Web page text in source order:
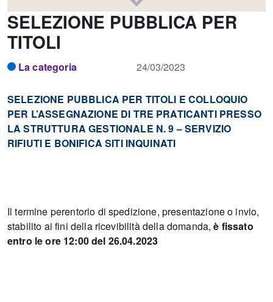
SELEZIONE PUBBLICA PER
TITOLI
La categoria 24/03/2023
SELEZIONE PUBBLICA PER TITOLI E COLLOQUIO
PER L’ASSEGNAZIONE DI TRE PRATICANTI PRESSO
LA STRUTTURA GESTIONALE N. 9 – SERVIZIO
RIFIUTI E BONIFICA SITI INQUINATI
Il termine perentorio di spedizione, presentazione o invio,
stabilito ai fini della ricevibilità della domanda,è fissato
entro le ore 12:00 del 26.04.2023